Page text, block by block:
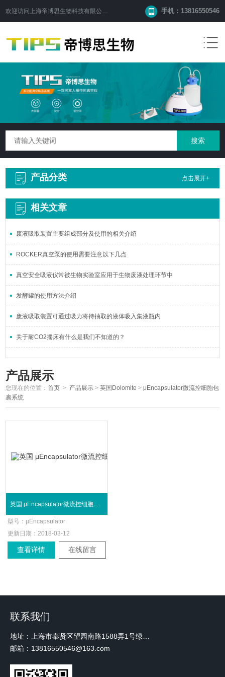
欢迎访问 上海帝博思生物科技有限公司 手机：13816550546
产品分类 点击展开+
相关文章
废液吸取装置主要组成部分及使用的相关介绍
ROCKER真空泵的使用需要注意以下几点
真空安全吸液仪常被生物实验室应用于生物废液处理环节中
发酵罐的使用方法介绍
废液吸取装置可通过吸力将待抽取的液体吸入集液瓶内
关于耐CO2摇床有什么是我们不知道的？
产品展示
您现在的位置：首页 > 产品展示 >英国Dolomite >μEncapsulator微流控细胞包
裹系统
型号： µEncapsulator
更新日期： 2018-03-12
查看详情 在线留言
联系我们
邮箱：13816550546@163.com